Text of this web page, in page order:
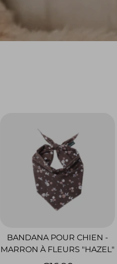
BANDANA POUR CHIEN -
MARRON À FLEURS "HAZEL"